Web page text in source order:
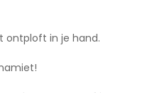
ontploft in je hand.